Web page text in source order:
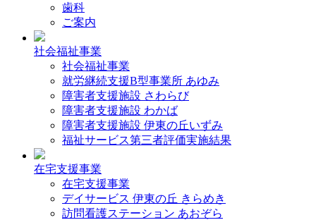
歯科
ご案内
社会福祉事業
社会福祉事業
就労継続支援B型事業所 あゆみ
障害者支援施設 さわらび
障害者支援施設 わかば
障害者支援施設 伊東の丘いずみ
福祉サービス第三者評価実施結果
在宅支援事業
在宅支援事業
デイサービス 伊東の丘 きらめき
訪問看護ステーション あおぞら